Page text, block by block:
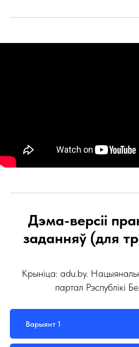
Дэма-версіі
заданняў (для
Крыніца: adu.by.
партал Рэспублікі
Варыянт 1